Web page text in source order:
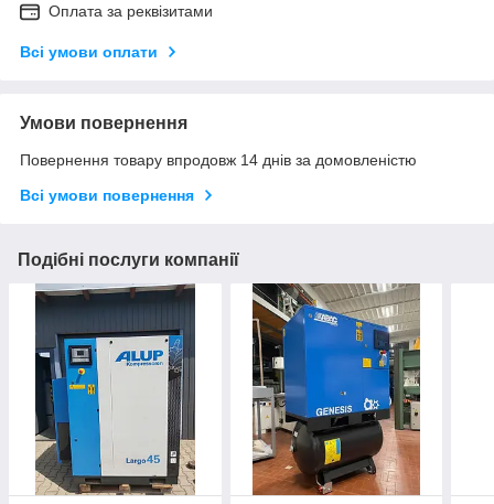
Оплата за реквізитами
Всі умови оплати
Умови повернення
Повернення товару впродовж 14 днів за домовленістю
Всі умови повернення
Подібні послуги компанії